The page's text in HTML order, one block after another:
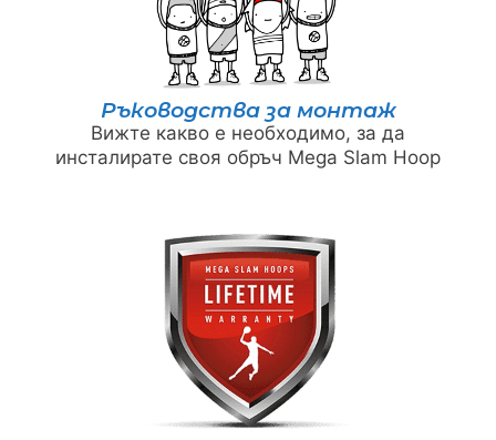
Ръководства за монтаж
Вижте какво е необходимо, за да
инсталирате своя обръч Mega Slam Hoop